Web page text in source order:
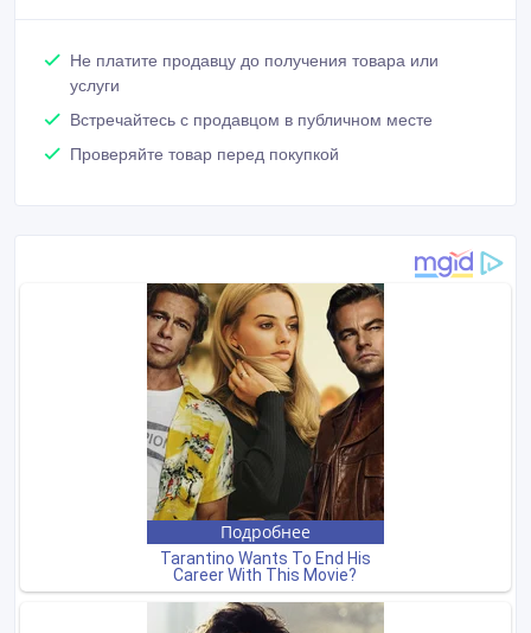
Не платите продавцу до получения товара или
услуги
Встречайтесь с продавцом в публичном месте
Проверяйте товар перед покупкой